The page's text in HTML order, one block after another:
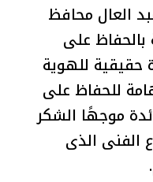
العال محافظ
بالحفاظ على
حقيقية للهوية
للحفاظ على
موجهًا الشكر
الفنى الذى